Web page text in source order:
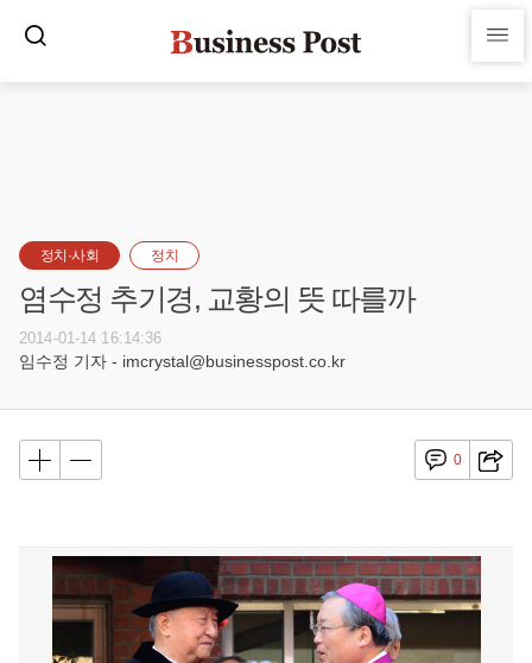
정치·사회 정치
염수정 추기경, 교황의 뜻 따를까
2014-01-14 16:14:36
임수정 기자 - imcrystal@businesspost.co.kr
0